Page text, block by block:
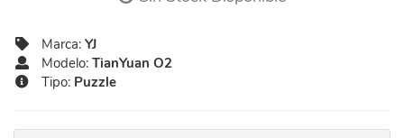
Marca: YJ
Modelo: TianYuan O2
Tipo: Puzzle